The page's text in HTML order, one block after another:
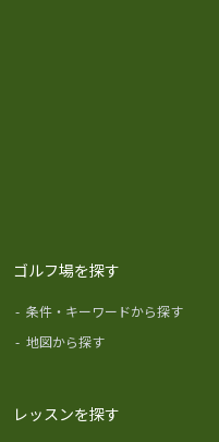
ゴルフ場を探す
- 条件・キーワードから探す
- 地図から探す
レッスンを探す